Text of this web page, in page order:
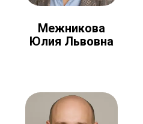
Межникова
Юлия Львовна